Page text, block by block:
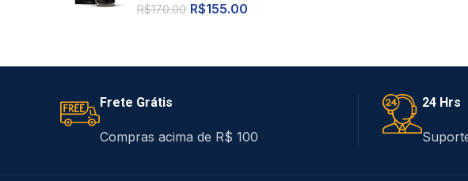
R$170.00 R$155.00
Frete Grátis
Compras acima de R$ 100
24 Hrs